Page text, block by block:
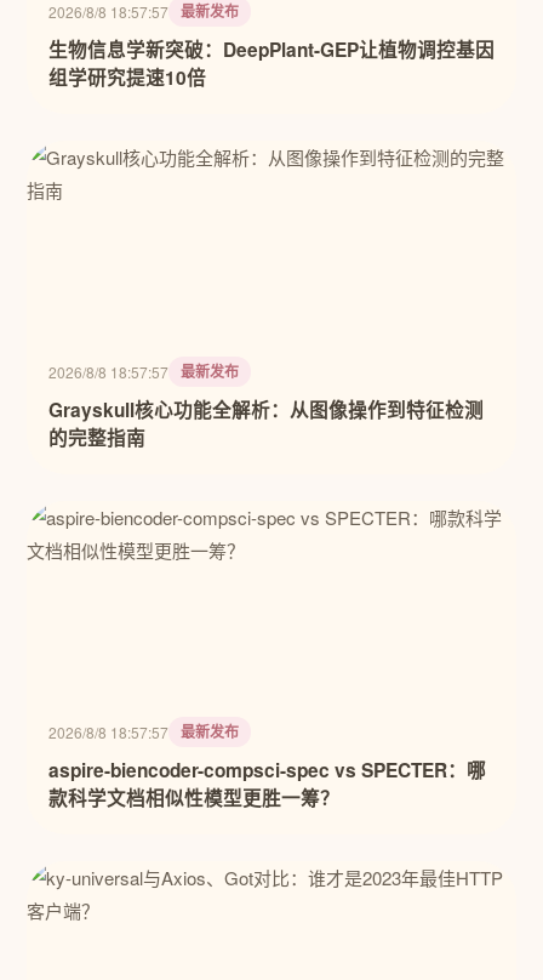
2026/8/8 18:57:57 最新发布
生物信息学新突破：DeepPlant-GEP让植物调控基因
组学研究提速10倍
2026/8/8 18:57:57 最新发布
Grayskull核心功能全解析：从图像操作到特征检测
的完整指南
2026/8/8 18:57:57 最新发布
aspire-biencoder-compsci-spec vs SPECTER：哪
款科学文档相似性模型更胜一筹？